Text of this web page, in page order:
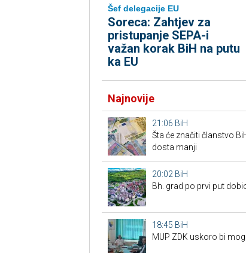
Šef delegacije EU
Soreca: Zahtjev za
pristupanje SEPA-i
važan korak BiH na putu
ka EU
Najnovije
21:06 BiH
Šta će značiti članstvo
dosta manji
20:02 BiH
Bh. grad po prvi put
18:45 BiH
MUP ZDK uskoro bi